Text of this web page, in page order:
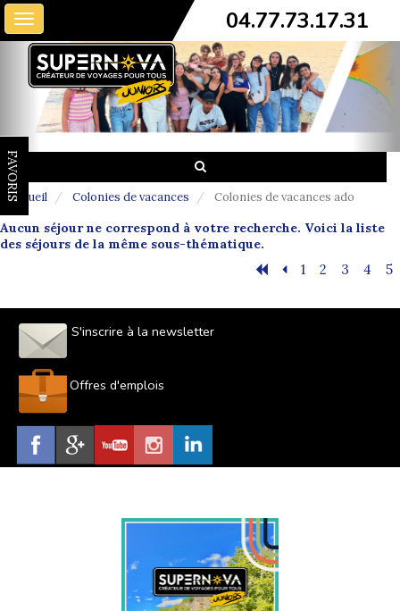
Toggle
navigation
04.77.73.17.31
FAVORIS
Accueil Colonies de vacances Colonies de vacances ado
Aucun séjour ne correspond à votre recherche. Voici la liste
des séjours de la même sous-thématique.
1 2 3 4 5
S'inscrire à la newsletter
Offres d'emplois